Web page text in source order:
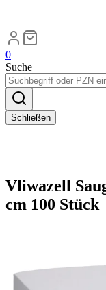
0
Suche
Schließen
Vliwazell
cm 100 Stück